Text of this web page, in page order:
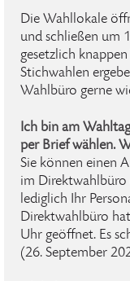
Die Wahllokale
und schließen um
gesetzlich
Stichwahlen
Wahlbüro gerne
Ich bin am
per Brief wählen.
Sie können einen
im Direktwahlbüro
lediglich Ihr
Direktwahlbüro
Uhr geöffnet. Es
(26. September